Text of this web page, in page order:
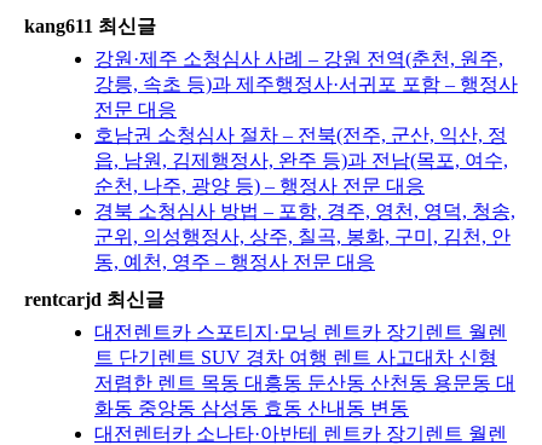
kang611 최신글
강원·제주 소청심사 사례 – 강원 전역(춘천, 원주,
강릉, 속초 등)과 제주행정사·서귀포 포함 – 행정사
전문 대응
호남권 소청심사 절차 – 전북(전주, 군산, 익산, 정
읍, 남원, 김제행정사, 완주 등)과 전남(목포, 여수,
순천, 나주, 광양 등) – 행정사 전문 대응
경북 소청심사 방법 – 포항, 경주, 영천, 영덕, 청송,
군위, 의성행정사, 상주, 칠곡, 봉화, 구미, 김천, 안
동, 예천, 영주 – 행정사 전문 대응
rentcarjd 최신글
대전렌트카 스포티지·모닝 렌트카 장기렌트 월렌
트 단기렌트 SUV 경차 여행 렌트 사고대차 신형
저렴한 렌트 목동 대흥동 둔산동 산천동 용문동 대
화동 중앙동 삼성동 효동 산내동 변동
대전렌터카 소나타·아반테 렌트카 장기렌트 월렌